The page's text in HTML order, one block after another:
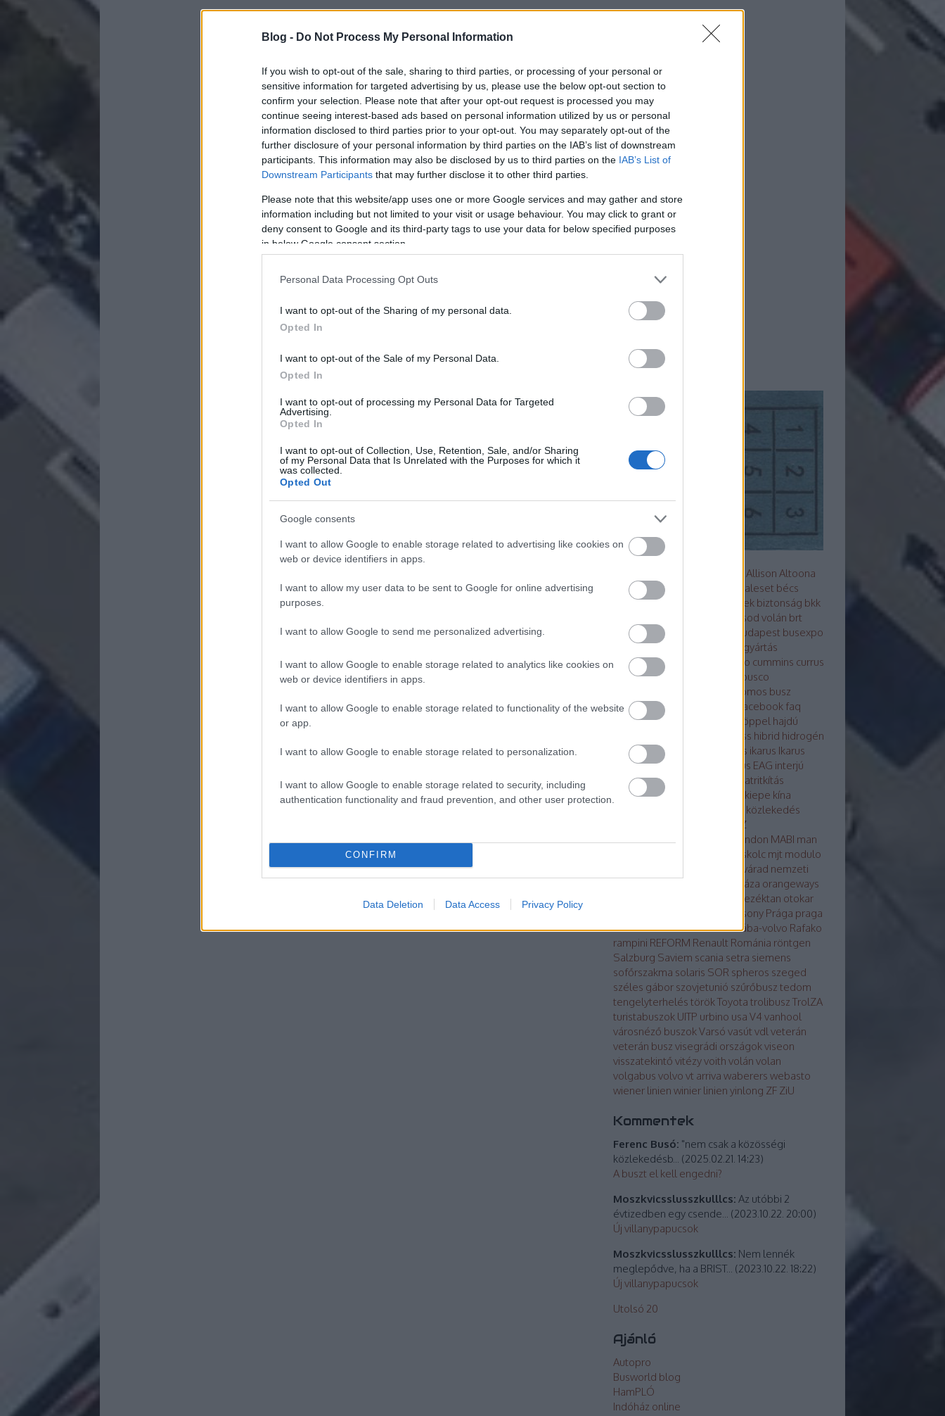
Blog - Do Not Process My Personal Information
If you wish to opt-out of the sale, sharing to third parties, or processing of your personal or
sensitive information for targeted advertising by us, please use the below opt-out section to
confirm your selection. Please note that after your opt-out request is processed you may
continue seeing interest-based ads based on personal information utilized by us or personal
information disclosed to third parties prior to your opt-out. You may separately opt-out of the
further disclosure of your personal information by third parties on the IAB’s list of downstream
participants. This information may also be disclosed by us to third parties on the IAB’s List of
Downstream Participants that may further disclose it to other third parties.
Please note that this website/app uses one or more Google services and may gather and store
information including but not limited to your visit or usage behaviour. You may click to grant or
deny consent to Google and its third-party tags to use your data for below specified purposes
in below Google consent section.
Personal Data Processing Opt Outs
I want to opt-out of the Sharing of my personal data.
Opted In
I want to opt-out of the Sale of my Personal Data.
Opted In
I want to opt-out of processing my Personal Data for Targeted
Advertising.
Opted In
I want to opt-out of Collection, Use, Retention, Sale, and/or Sharing
of my Personal Data that Is Unrelated with the Purposes for which it
was collected.
Opted Out
Google consents
I want to allow Google to enable storage related to advertising like cookies on
web or device identifiers in apps.
I want to allow my user data to be sent to Google for online advertising
purposes.
I want to allow Google to send me personalized advertising.
I want to allow Google to enable storage related to analytics like cookies on
web or device identifiers in apps.
I want to allow Google to enable storage related to functionality of the website
or app.
I want to allow Google to enable storage related to personalization.
I want to allow Google to enable storage related to security, including
authentication functionality and fraud prevention, and other user protection.
CONFIRM
Data Deletion Data Access Privacy Policy
Allison Altoona
amz
arc ARRIVAL baleset bécs
bemutató
beszerzések biztonság bkk
borsod volán brt
búcsú
Búcsú a korelnöktől budapest busexpo
busworldbuszfesztivál
buszgyártás
buszsofőrbvg credo cummins currus
debrecen
Ebusco
elektromos busz
Elektro tudástár
facebook faq
futárganzgeneral motors göppel hajdú
hess hibrid hidrogén
hírek hispano ikarbus ikarus Ikarus
Ikarus200 50
Ikarus EAG interjú
irisbusirizar
járatritkítás
Kaposvárkarsan kiepe kína
közlekedés
LAZ
légkondicionálás
london MABI man
miskolc mjt modulo
Nagyvárad nemzeti
nyíregyháza orangeways
Orosz busznevezéktan otokar
Pozsony Prága praga
rábaRába-LISTRába-MVGrába-volvo Rafako
rampini REFORM Renault Románia röntgen
Salzburg Saviem scania setra siemens
sofőrszakma solaris SOR spheros szeged
széles gábor szovjetunió szűrőbusz tedom
tengelyterhelés törökToyota trolibusz TrolZA
turistabuszok UITP urbino usa V4 vanhool
városnéző buszokVarsó vasút vdlveterán
veterán busz visegrádi országokviseon
visszatekintő vitézyvoith volán volan
volgabus volvo vt arriva waberers webasto
wiener linien winier linien yinlong ZF ZiU
Kommentek
Ferenc Busó: "nem csak a közösségi
közlekedésb... (2025.02.21. 14:23)
A buszt el kell engedni?
Moszkvicsslusszkulllcs: Az utóbbi 2
évtizedben egy csende... (2023.10.22. 20:00)
Új villanypapucsok
Moszkvicsslusszkulllcs: Nem lennék
meglepődve, ha a BRIST... (2023.10.22. 18:22)
Új villanypapucsok
Utolsó 20
Ajánló
Autopro
Busworld blog
HamPLÓ
Indóház online